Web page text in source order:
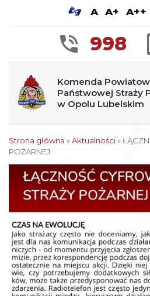
A A+ A++
998
Komenda
Państwowej Straży
w Opolu Lubelskim
Strona główna »Aktualności»
POŻARNEJ